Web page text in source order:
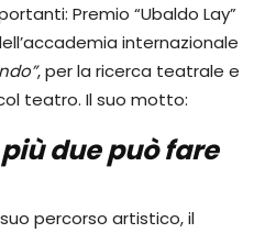
Premio “Ubaldo Lay”
internazionale
, per la ricerca teatrale e
teatro. Il suo motto:
due può fare
percorso artistico, il